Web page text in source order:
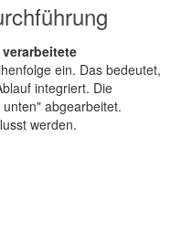
ein. Das bedeutet,
integriert. Die
abgearbeitet.
werden.